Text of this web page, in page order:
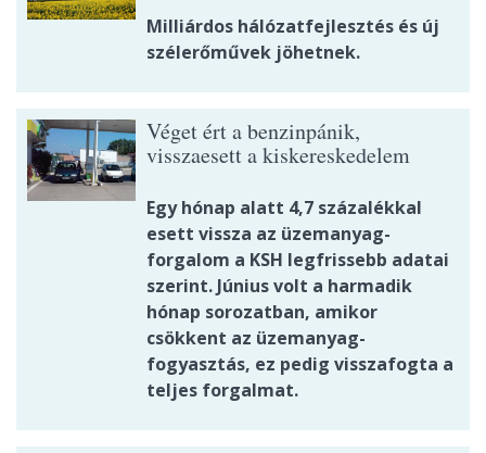
Milliárdos hálózatfejlesztés és új
szélerőművek jöhetnek.
Véget ért a benzinpánik,
visszaesett a kiskereskedelem
Egy hónap alatt 4,7 százalékkal
esett vissza az üzemanyag-
forgalom a KSH legfrissebb adatai
szerint. Június volt a harmadik
hónap sorozatban, amikor
csökkent az üzemanyag-
fogyasztás, ez pedig visszafogta a
teljes forgalmat.